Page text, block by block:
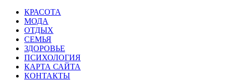
КРАСОТА
МОДА
ОТДЫХ
СЕМЬЯ
ЗДОРОВЬЕ
ПСИХОЛОГИЯ
КАРТА САЙТА
КОНТАКТЫ